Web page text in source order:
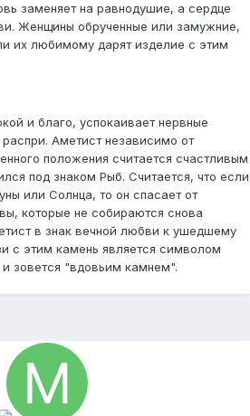
заменяет на равнодушие, а сердце
Женщины обрученные или замужние,
их любимому дарят изделие с этим
и благо, успокаивает нервные
Аметист независимо от
положения считается счастливым
под знаком Рыб. Считается, что если
или Солнца, то он спасает от
которые не собираются снова
в знак вечной любви к ушедшему
с этим камень является символом
зовется "вдовьим камнем".